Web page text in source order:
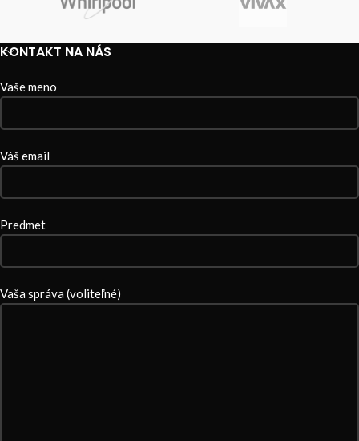
KONTAKT NA NÁS
Vaše meno
Váš email
Predmet
Vaša správa (voliteľné)